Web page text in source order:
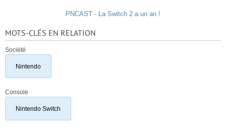
PNCAST - La Switch 2 a un an !
MOTS-CLÉS EN RELATION
Société
Nintendo
Console
Nintendo Switch